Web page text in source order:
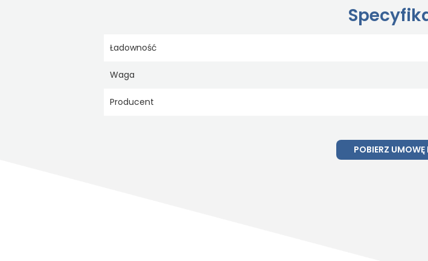
Ładowność
Waga
Producent
POBIERZ